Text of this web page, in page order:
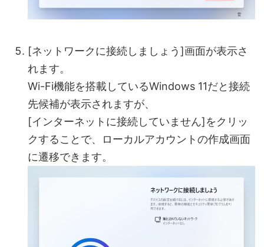
[ネットワークに接続しましょう]画面が表示さ
れます。
Wi-Fi機能を搭載しているWindows 11だと接続
先候補が表示されますが、
[インターネットに接続していません]をクリッ
クすることで、ローカルアカウントの作成画面
に遷移できます。